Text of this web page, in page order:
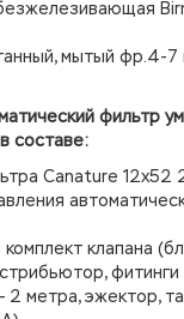
мытый фр.4-7
фильтр
составе:
Canature 12х52
клапана
2 метра, эжектор,